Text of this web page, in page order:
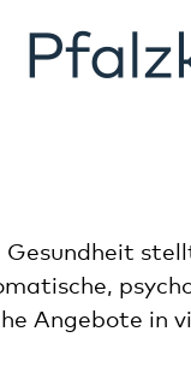
Angebote in